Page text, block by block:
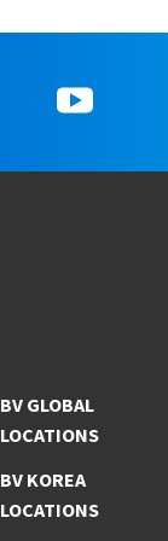
BV GLOBAL
LOCATIONS
BV KOREA
LOCATIONS